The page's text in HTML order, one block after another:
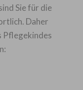
Sie für die
Daher
Pflegekindes